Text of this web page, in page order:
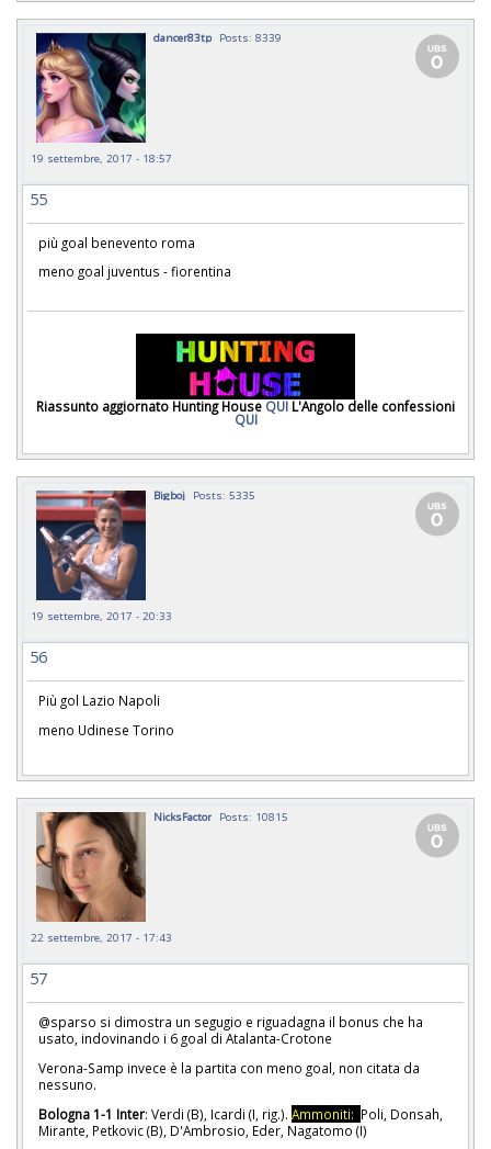
dancer83tp Posts: 8339
19 settembre, 2017 - 18:57
55
più goal benevento roma
meno goal juventus - fiorentina
Riassunto aggiornato Hunting House QUI L'Angolo delle confessioni
QUI
Bigboj Posts: 5335
19 settembre, 2017 - 20:33
56
Più gol Lazio Napoli
meno Udinese Torino
NicksFactor Posts: 10815
22 settembre, 2017 - 17:43
57
@sparso si dimostra un segugio e riguadagna il bonus che ha
usato, indovinando i 6 goal di Atalanta-Crotone
Verona-Samp invece è la partita con meno goal, non citata da
nessuno.
Bologna 1-1 Inter: Verdi (B), Icardi (I, rig.). Ammoniti: Poli, Donsah,
Mirante, Petkovic (B), D'Ambrosio, Eder, Nagatomo (I)